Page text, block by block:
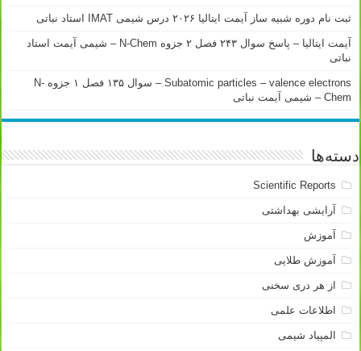
ثبت نام دوره شبیه ساز آیمت ایتالیا ۲۰۲۶ درس شیمی IMAT استاد نباتی
آیمت ایتالیا – پاسخ سوال ۲۴۳ فصل ۲ جزوه N-Chem – شیمی آیمت استاد
نباتی
Subatomic particles – valence electrons – سوال ۱۳۵ فصل ۱ جزوه N-
Chem – شیمی آیمت نباتی
دسته‌ها
Scientific Reports
آرایشی بهداشتی
آموزش
آموزش طلایی
از هر دری سخنی
اطلاعات علمی
المپیاد شیمی